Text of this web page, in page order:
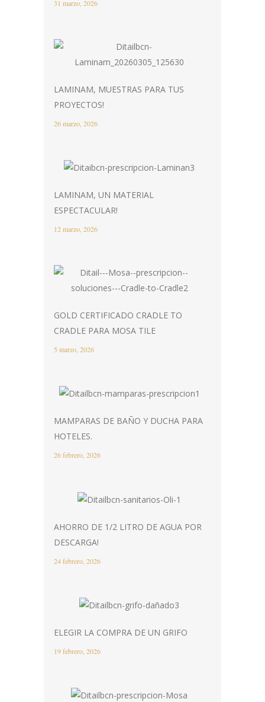
31 marzo, 2026
LAMINAM, MUESTRAS PARA TUS
PROYECTOS!
26 marzo, 2026
LAMINAM, UN MATERIAL
ESPECTACULAR!
12 marzo, 2026
GOLD CERTIFICADO CRADLE TO
CRADLE PARA MOSA TILE
5 marzo, 2026
MAMPARAS DE BAÑO Y DUCHA PARA
HOTELES.
26 febrero, 2026
AHORRO DE 1/2 LITRO DE AGUA POR
DESCARGA!
24 febrero, 2026
ELEGIR LA COMPRA DE UN GRIFO
19 febrero, 2026